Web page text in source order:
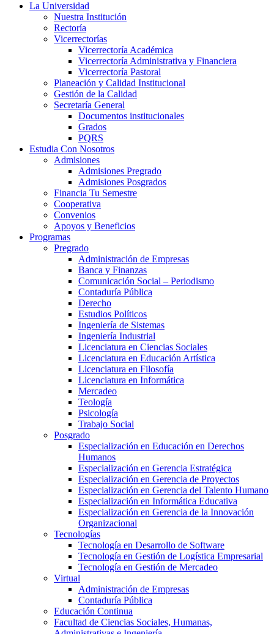
La Universidad
Nuestra Institución
Rectoría
Vicerrectorías
Vicerrectoría Académica
Vicerrectoría Administrativa y Financiera
Vicerrectoría Pastoral
Planeación y Calidad Institucional
Gestión de la Calidad
Secretaría General
Documentos institucionales
Grados
PQRS
Estudia Con Nosotros
Admisiones
Admisiones Pregrado
Admisiones Posgrados
Financia Tu Semestre
Cooperativa
Convenios
Apoyos y Beneficios
Programas
Pregrado
Administración de Empresas
Banca y Finanzas
Comunicación Social – Periodismo
Contaduría Pública
Derecho
Estudios Políticos
Ingeniería de Sistemas
Ingeniería Industrial
Licenciatura en Ciencias Sociales
Licenciatura en Educación Artística
Licenciatura en Filosofía
Licenciatura en Informática
Mercadeo
Teología
Psicología
Trabajo Social
Posgrado
Especialización en Educación en Derechos
Humanos
Especialización en Gerencia Estratégica
Especialización en Gerencia de Proyectos
Especialización en Gerencia del Talento Humano
Especialización en Informática Educativa
Especialización en Gerencia de la Innovación
Organizacional
Tecnologías
Tecnología en Desarrollo de Software
Tecnología en Gestión de Logística Empresarial
Tecnología en Gestión de Mercadeo
Virtual
Administración de Empresas
Contaduría Pública
Educación Continua
Facultad de Ciencias Sociales, Humanas,